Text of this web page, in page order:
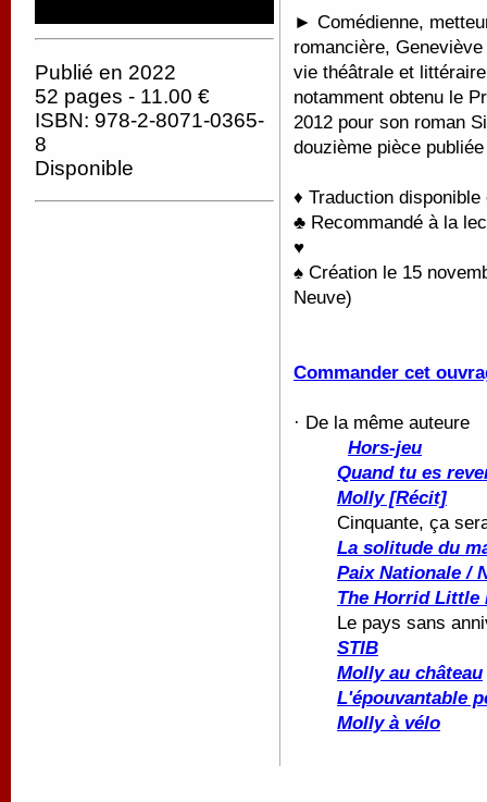
Publié en 2022
52 pages - 11.00 €
ISBN: 978-2-8071-0365-
8
Disponible
► Comédienne,
romancière,
vie théâtrale et
notamment obtenu le
2012 pour son roman
douzième pièce
♦ Traduction
♣ Recommandé à la
♥
♠ Création le 15
Neuve)
Commander cet
· De la même auteure
Hors-jeu
Quand tu es
Molly [Récit]
Cinquante, ça
La solitude du
Paix Nationale /
The Horrid Little
Le pays sans
STIB
Molly au château
L'épouvantable
Molly à vélo